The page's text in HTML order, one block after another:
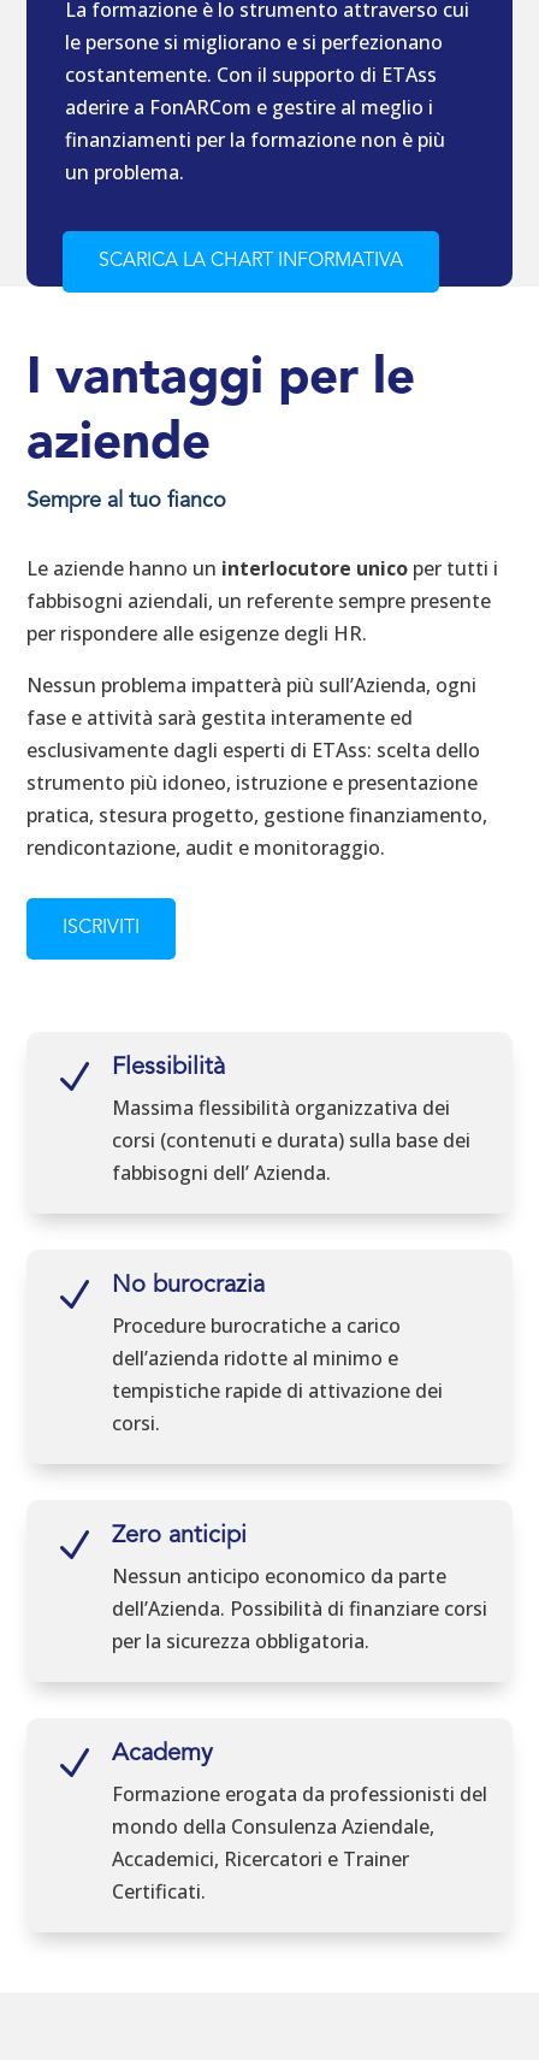
La formazione è lo strumento attraverso cui
le persone si migliorano e si perfezionano
costantemente. Con il supporto di ETAss
aderire a FonARCom e gestire al meglio i
finanziamenti per la formazione non è più
un problema.
SCARICA LA CHART INFORMATIVA
I vantaggi per le
aziende
Sempre al tuo fianco
Le aziende hanno un interlocutore unico per tutti i
fabbisogni aziendali, un referente sempre presente
per rispondere alle esigenze degli HR.
Nessun problema impatterà più sull’Azienda, ogni
fase e attività sarà gestita interamente ed
esclusivamente dagli esperti di ETAss: scelta dello
strumento più idoneo, istruzione e presentazione
pratica, stesura progetto, gestione finanziamento,
rendicontazione, audit e monitoraggio.
ISCRIVITI
N Flessibilità
Massima flessibilità organizzativa dei
corsi (contenuti e durata) sulla base dei
fabbisogni dell’ Azienda.
N No burocrazia
Procedure burocratiche a carico
dell’azienda ridotte al minimo e
tempistiche rapide di attivazione dei
corsi.
N Zero anticipi
Nessun anticipo economico da parte
dell’Azienda. Possibilità di finanziare corsi
per la sicurezza obbligatoria.
N Academy
Formazione erogata da professionisti del
mondo della Consulenza Aziendale,
Accademici, Ricercatori e Trainer
Certificati.